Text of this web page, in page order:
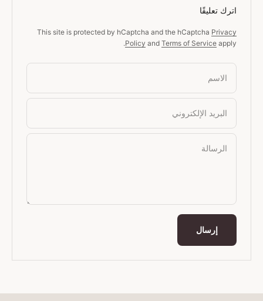
اترك تعليقًا
This site is protected by hCaptcha and the hCaptcha Privacy
Policy and Terms of Service apply.
الاسم
البريد الإلكتروني
الرسالة
إرسال